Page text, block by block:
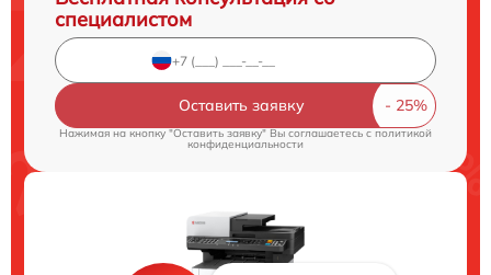
специалистом
Оставить заявку
Нажимая на кнопку "Оставить заявку" Вы соглашаетесь c политикой
конфиденциальности